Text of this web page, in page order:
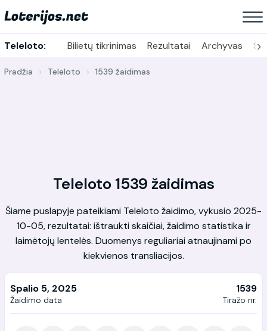
Teleloto: Bilietų tikrinimas Rezultatai Archyvas ›
Pradžia Teleloto 1539 žaidimas
Teleloto 1539 žaidimas
Šiame puslapyje pateikiami Teleloto žaidimo, vykusio 2025-
10-05, rezultatai: ištraukti skaičiai, žaidimo statistika ir
laimėtojų lentelės. Duomenys reguliariai atnaujinami po
kiekvienos transliacijos.
Spalio 5, 2025
Žaidimo data
1539
Tiražo nr.